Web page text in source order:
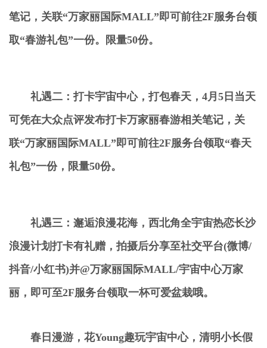
笔记 ， 关联“万家丽国际MALL”即可前往2F服务台领
取“春游礼包”一份。 限量50份。
礼遇二 ：打卡宇宙中心，打包春天 ， 4月 5 日当天
可凭在大众点评发布打卡万家丽春游相关笔记 ， 关
联“万家丽国际MALL”即可前往2F服务台领取“春天
礼包”一份， 限量50份。
礼遇三 ： 邂逅浪漫花海 ， 西北角全宇宙热恋长沙
浪漫计划打卡有礼赠 ，拍摄后分享至社交平台(微博/
抖音/小红书)并@万家丽国际MALL/宇宙中心万家
丽， 即可至2F服务台领取一杯可爱盆栽哦。
春日漫游 ， 花Young趣玩宇宙中心， 清明小长假